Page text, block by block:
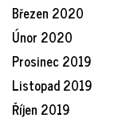
Březen 2020
Únor 2020
Prosinec 2019
Listopad 2019
Říjen 2019